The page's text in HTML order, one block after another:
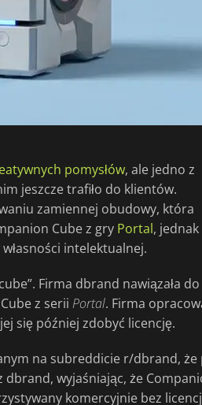
pomysłów, ale jedno z
jeszcze trafiło do klientów.
zamiennej obudowy, która
Cube z gry Portal, jednak
intelektualnej.
Firma dbrand nawiązała
z serii Portal. Firma
się później zdobyć licencję.
na subreddicie r/dbrand, że
dbrand, wyjaśniając, że
komercyjnie bez